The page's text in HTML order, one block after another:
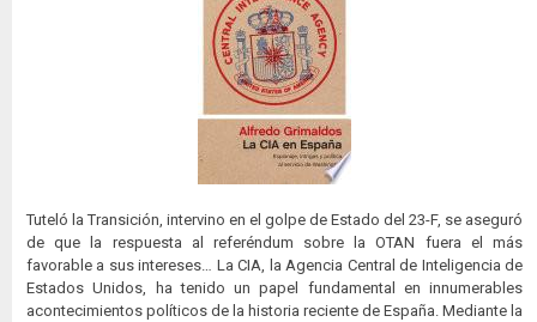
Tuteló la Transición, intervino en el golpe de Estado del 23-F, se aseguró
de que la respuesta al referéndum sobre la OTAN fuera el más
favorable a sus intereses… La CIA, la Agencia Central de Inteligencia de
Estados Unidos, ha tenido un papel fundamental en innumerables
acontecimientos políticos de la historia reciente de España. Mediante la